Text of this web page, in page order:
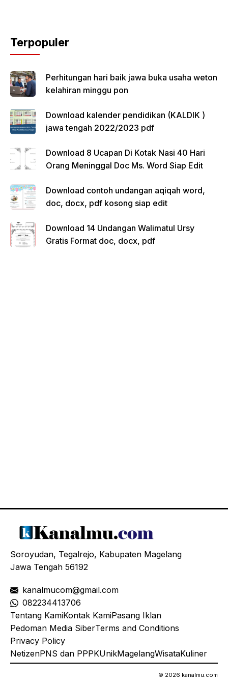
Terpopuler
Perhitungan hari baik jawa buka usaha weton
kelahiran minggu pon
Download kalender pendidikan (KALDIK )
jawa tengah 2022/2023 pdf
Download 8 Ucapan Di Kotak Nasi 40 Hari
Orang Meninggal Doc Ms. Word Siap Edit
Download contoh undangan aqiqah word,
doc, docx, pdf kosong siap edit
Download 14 Undangan Walimatul Ursy
Gratis Format doc, docx, pdf
Soroyudan, Tegalrejo, Kabupaten Magelang
Jawa Tengah 56192
kanalmucom@gmail.com
082234413706
Tentang KamiKontak KamiPasang Iklan
Pedoman Media SiberTerms and Conditions
Privacy Policy
NetizenPNS dan PPPKUnikMagelangWisataKuliner
© 2026 kanalmu.com